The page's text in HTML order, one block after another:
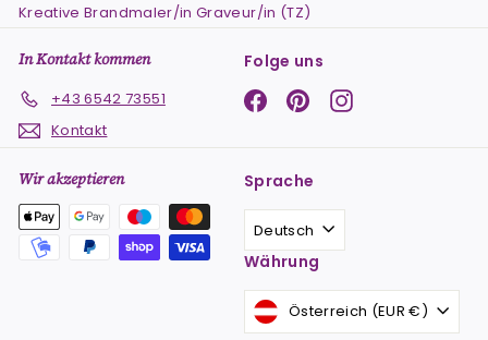
Kreative Brandmaler/in Graveur/in (TZ)
In Kontakt kommen
+43 6542 73551
Kontakt
Folge uns
Facebook
PinterestInstagram
Wir akzeptieren Sprache
Deutsch
Währung
Österreich (EUR €)